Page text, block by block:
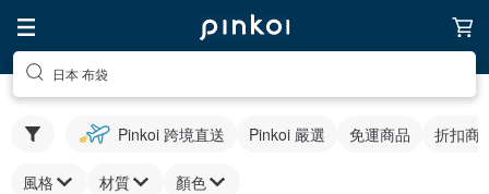
日本 布袋
Pinkoi 跨境直送 Pinkoi 嚴選 免運商品 折扣商
風格 材質 顏色